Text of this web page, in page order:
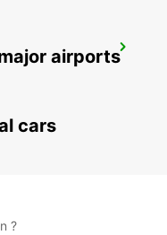
airports
cars
?